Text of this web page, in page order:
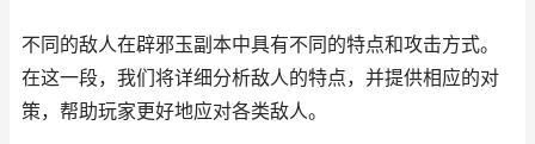
不同的敌人在辟邪玉副本中具有不同的特点和攻击方式。
在这一段，我们将详细分析敌人的特点，并提供相应的对
策，帮助玩家更好地应对各类敌人。